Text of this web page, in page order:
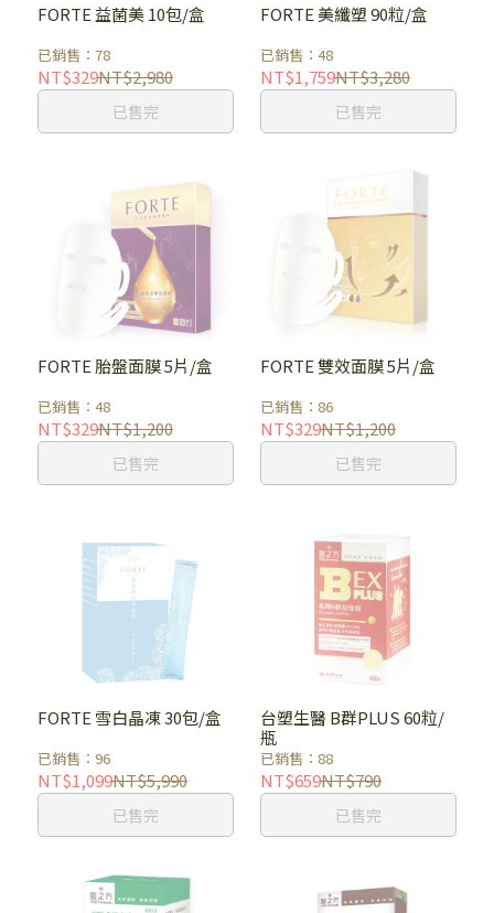
FORTE 益菌美 10包/盒
已銷售：78
NT$329NT$2,980
已售完
FORTE 美纖塑 90粒/盒
已銷售：48
NT$1,759NT$3,280
已售完
FORTE 胎盤面膜 5片/盒
已銷售：48
NT$329NT$1,200
已售完
FORTE 雙效面膜 5片/盒
已銷售：86
NT$329NT$1,200
已售完
FORTE 雪白晶凍 30包/盒
已銷售：96
NT$1,099NT$5,990
已售完
台塑生醫 B群PLUS 60粒/
瓶
已銷售：88
NT$659NT$790
已售完